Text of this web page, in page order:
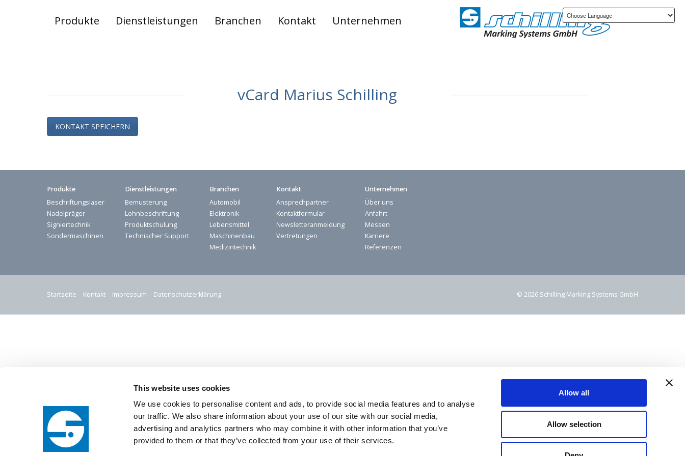
This website uses cookies
We use cookies to personalise content and ads, to provide social media features and to analyse
our traffic. We also share information about your use of our site with our social media,
advertising and analytics partners who may combine it with other information that you’ve
provided to them or that they’ve collected from your use of their services.
Allow all
Allow selection
Produkte Dienstleistungen Branchen Kontakt Unternehmen
vCard Marius Schilling
KONTAKT SPEICHERN
Produkte
Beschriftungslaser
Nadelpräger
Signiertechnik
Sondermaschinen
Dienstleistungen
Bemusterung
Lohnbeschriftung
Produktschulung
Technischer Support
Branchen
Automobil
Elektronik
Lebensmittel
Maschinenbau
Medizintechnik
Kontakt
Ansprechpartner
Kontaktformular
Newsletteranmeldung
Vertretungen
Unternehmen
Über uns
Anfahrt
Messen
Karriere
Referenzen
Startseite Kontakt Impressum Datenschutzerklärung © 2026 Schilling Marking Systems GmbH